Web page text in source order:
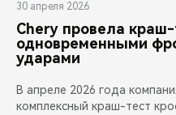
30 апреля 2026
Chery провела
одновременными
ударами
В апреле 2026 года
комплексный краш-тест